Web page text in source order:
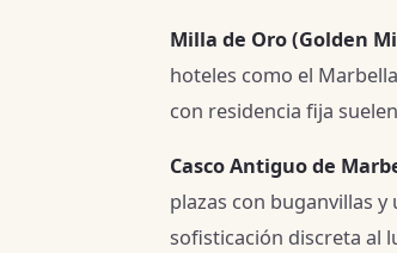
Milla de Oro (Golden
hoteles como el
con residencia fija
Casco Antiguo de
plazas con buganvillas
sofisticación discreta al